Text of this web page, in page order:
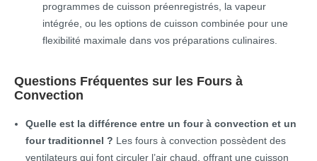
programmes de cuisson préenregistrés, la vapeur
intégrée, ou les options de cuisson combinée pour une
flexibilité maximale dans vos préparations culinaires.
Questions Fréquentes sur les Fours à
Convection
Quelle est la différence entre un four à convection et un
four traditionnel ? Les fours à convection possèdent des
ventilateurs qui font circuler l’air chaud, offrant une cuisson